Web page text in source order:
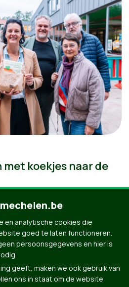
koekjes naar de
en analytische cookies die
goed te laten functioneren.
persoonsgegevens en hier is
geeft, maken we ook gebruik van
ons in staat om de website